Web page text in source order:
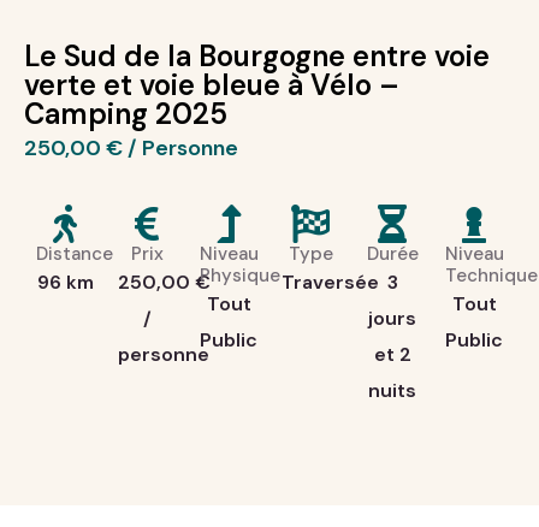
Le Sud de la Bourgogne entre voie
verte et voie bleue à Vélo –
Camping 2025
250,00 €
Distance
96 km
Prix
250,00 €
/
personne
Niveau
Physique
Tout
Public
Type
Traversée
Durée
3
jours
et 2
nuits
Niveau
Technique
Tout
Public